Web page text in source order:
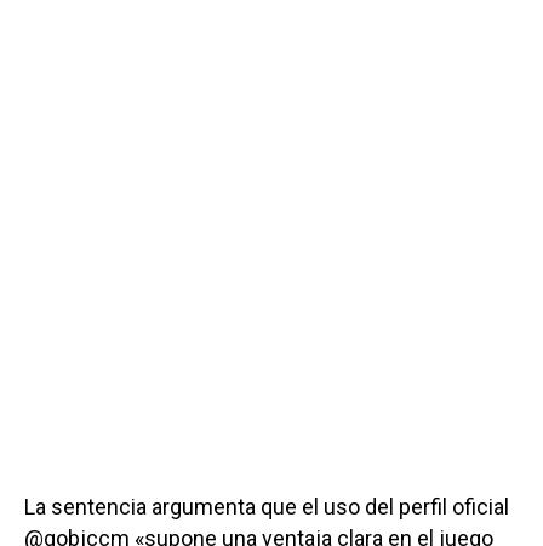
La sentencia argumenta que el uso del perfil oficial
@gobjccm «supone una ventaja clara en el juego